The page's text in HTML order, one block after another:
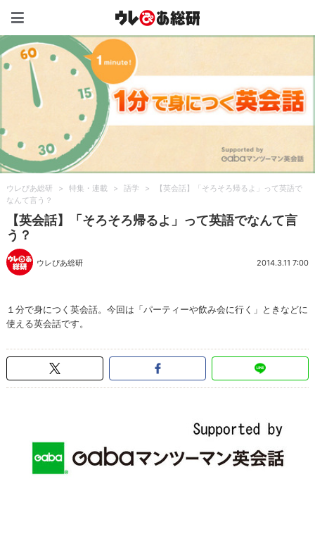
ウレぴあ総研 > 特集・連載 > 語学 >
【英会話】「そろそろ帰るよ」って英語で
なんて言う？
【英会話】「そろそろ帰るよ」って英語でなんて言
う？
ウレぴあ総研 2014.3.11 7:00
１分で身につく英会話。今回は「パーティーや飲み会に行く」ときなどに
使える英会話です。